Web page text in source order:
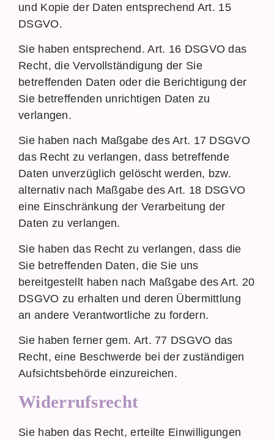
und Kopie der Daten entsprechend Art. 15
DSGVO.
Sie haben entsprechend. Art. 16 DSGVO das
Recht, die Vervollständigung der Sie
betreffenden Daten oder die Berichtigung der
Sie betreffenden unrichtigen Daten zu
verlangen.
Sie haben nach Maßgabe des Art. 17 DSGVO
das Recht zu verlangen, dass betreffende
Daten unverzüglich gelöscht werden, bzw.
alternativ nach Maßgabe des Art. 18 DSGVO
eine Einschränkung der Verarbeitung der
Daten zu verlangen.
Sie haben das Recht zu verlangen, dass die
Sie betreffenden Daten, die Sie uns
bereitgestellt haben nach Maßgabe des Art. 20
DSGVO zu erhalten und deren Übermittlung
an andere Verantwortliche zu fordern.
Sie haben ferner gem. Art. 77 DSGVO das
Recht, eine Beschwerde bei der zuständigen
Aufsichtsbehörde einzureichen.
Widerrufsrecht
Sie haben das Recht, erteilte Einwilligungen